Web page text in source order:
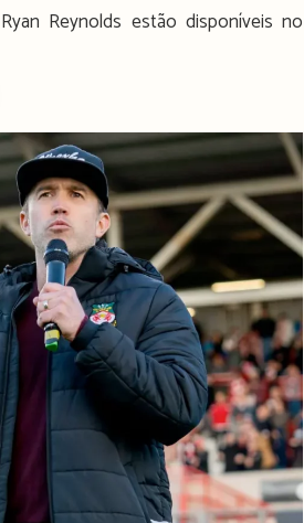
Reynolds estão disponíveis no